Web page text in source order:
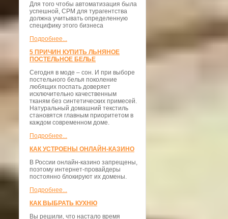
Для того чтобы автоматизация была
успешной, СРМ для турагентства
должна учитывать определенную
специфику этого бизнеса
Подробнее...
5 ПРИЧИН КУПИТЬ ЛЬНЯНОЕ
ПОСТЕЛЬНОЕ БЕЛЬЕ
Сегодня в моде – сон. И при выборе
постельного белья поколение
любящих поспать доверяет
исключительно качественным
тканям без синтетических примесей.
Натуральный домашний текстиль
становятся главным приоритетом в
каждом современном доме.
Подробнее...
КАК УСТРОЕНЫ ОНЛАЙН-КАЗИНО
В России онлайн-казино запрещены,
поэтому интернет-провайдеры
постоянно блокируют их домены.
Подробнее...
КАК ВЫБРАТЬ КУХНЮ
Вы решили, что настало время